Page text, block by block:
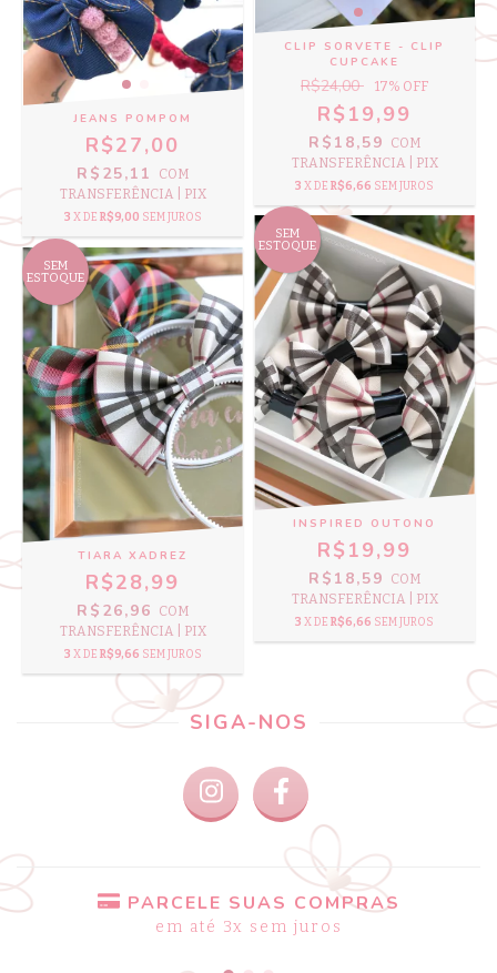
JEANS POMPOM
R$27,00
R$25,11
COM
TRANSFERÊNCIA | PIX
3 X DE R$9,00 SEM JUROS
CLIP SORVETE - CLIP
CUPCAKE
R$24,00 17% OFF
R$19,99
R$18,59
COM
TRANSFERÊNCIA | PIX
3 X DE R$6,66 SEM JUROS
SEM
ESTOQUE
TIARA XADREZ
R$28,99
R$26,96
COM
TRANSFERÊNCIA | PIX
3 X DE R$9,66 SEM JUROS
SEM
ESTOQUE
INSPIRED OUTONO
R$19,99
R$18,59
COM
TRANSFERÊNCIA | PIX
3 X DE R$6,66 SEM JUROS
SIGA-NOS
PARCELE SUAS COMPRAS
em até 3x sem juros